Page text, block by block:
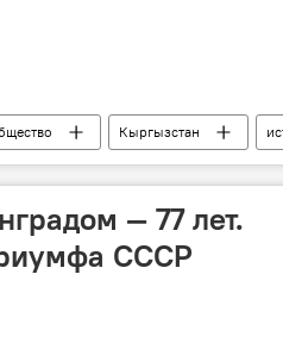
Кыргызстан
— 77 лет.
СССР